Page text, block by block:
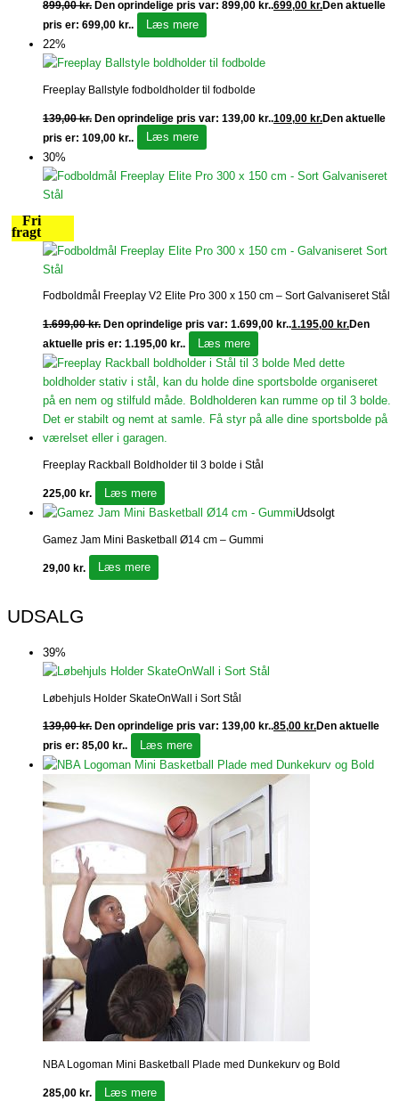
899,00kr. Den oprindelige pris var: 899,00 kr..699,00 kr.Den aktuelle
pris er: 699,00 kr..
Læs mere
22%
Freeplay Ballstyle fodboldholder til fodbolde
139,00kr. Den oprindelige pris var: 139,00 kr..109,00 kr.Den aktuelle
pris er: 109,00 kr..
Læs mere
30%
Fri
fragt
Fodboldmål Freeplay V2 Elite Pro 300 x 150 cm – Sort Galvaniseret Stål
1.699,00kr. Den oprindelige pris var: 1.699,00 kr..1.195,00 kr.Den
aktuelle pris er: 1.195,00 kr..
Læs mere
Freeplay Rackball Boldholder til 3 bolde i Stål
225,00 kr.
Læs mere
Udsolgt
Gamez Jam Mini Basketball Ø14 cm – Gummi
29,00 kr. Læs mere
UDSALG
39%
Løbehjuls Holder SkateOnWall i Sort Stål
139,00kr. Den oprindelige pris var: 139,00 kr..85,00 kr.Den aktuelle
pris er: 85,00 kr..
Læs mere
NBA Logoman Mini Basketball Plade med Dunkekurv og Bold
285,00 kr.
Læs mere